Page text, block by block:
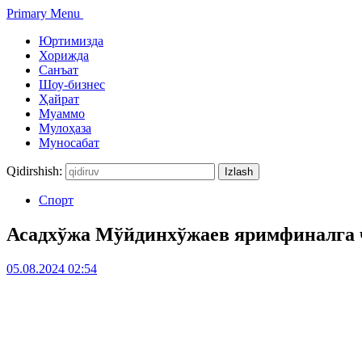
Primary Menu
Юртимизда
Хорижда
Санъат
Шоу-бизнес
Ҳайрат
Муаммо
Мулоҳаза
Муносабат
Qidirshish:
Спорт
Асадхўжа Мўйдинхўжаев яримфиналга
05.08.2024 02:54